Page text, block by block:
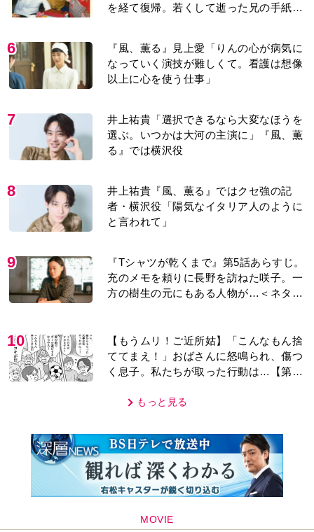
を経て復帰。若くして逝った兄の手紙を
6
『風、薫る』見上愛「りんの心が病気に
なっていく演技が難しくて。看護は想像
以上に心を使う仕事」
7
井上祐貴「選択できるなら大変なほうを
選ぶ。いつかは大河の主演に」『風、薫
る』では横沢役
8
井上祐貴『風、薫る』ではクセ強の記
者・横沢役「陽気なイタリア人のように
と言われて」
9
『Tシャツが乾くまで』第5話あらすじ。
充のメモを頼りに長野を訪ねた咲子。一
方の樹生の元にもある人物が…＜ネタバ
10
【もうムリ！ご近所姑】「こんなもん捨
ててまえ！」おばさんに怒鳴られ、傷つ
く息子。私たちが取った行動は…【第3
もっと見る
MOVIE